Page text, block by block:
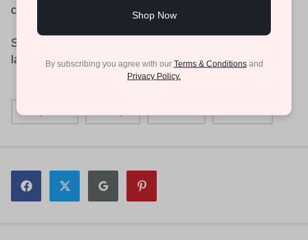
consectetur, adipisci velit.
Sed quia non numquam eius modi tempora incidunt ut
labore et dolore magnam aliquam quaerat voluptatem.
Shop Now
By subscribing you agree with our Terms & Conditionsand
Privacy Policy.